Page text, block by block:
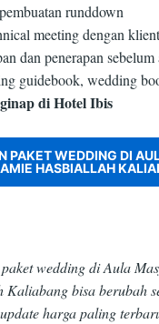
runddown
meeting dengan klient
dan penerapan sebelum
guidebook, wedding
di Hotel Ibis
PAKET WEDDING DI
HASBIALLAH
wedding di Aula
Kaliabang bisa berubah
harga paling